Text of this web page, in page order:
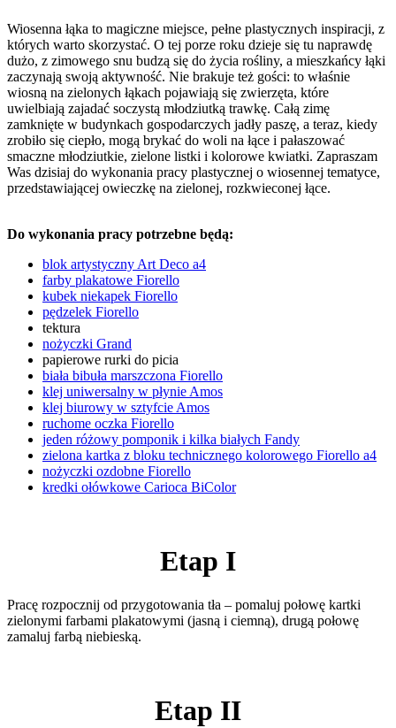
Wiosenna łąka to magiczne miejsce, pełne plastycznych inspiracji, z
których warto skorzystać. O tej porze roku dzieje się tu naprawdę
dużo, z zimowego snu budzą się do życia rośliny, a mieszkańcy łąki
zaczynają swoją aktywność. Nie brakuje też gości: to właśnie
wiosną na zielonych łąkach pojawiają się zwierzęta, które
uwielbiają zajadać soczystą młodziutką trawkę. Całą zimę
zamknięte w budynkach gospodarczych jadły paszę, a teraz, kiedy
zrobiło się ciepło, mogą brykać do woli na łące i pałaszować
smaczne młodziutkie, zielone listki i kolorowe kwiatki. Zapraszam
Was dzisiaj do wykonania pracy plastycznej o wiosennej tematyce,
przedstawiającej owieczkę na zielonej, rozkwieconej łące.
Do wykonania pracy potrzebne będą:
blok artystyczny Art Deco a4
farby plakatowe Fiorello
kubek niekapek Fiorello
pędzelek Fiorello
tektura
nożyczki Grand
papierowe rurki do picia
biała bibuła marszczona Fiorello
klej uniwersalny w płynie Amos
klej biurowy w sztyfcie Amos
ruchome oczka Fiorello
jeden różowy pomponik i kilka białych Fandy
zielona kartka z bloku technicznego kolorowego Fiorello a4
nożyczki ozdobne Fiorello
kredki ołówkowe Carioca BiColor
Etap I
Pracę rozpocznij od przygotowania tła – pomaluj połowę kartki
zielonymi farbami plakatowymi (jasną i ciemną), drugą połowę
zamaluj farbą niebieską.
Etap II